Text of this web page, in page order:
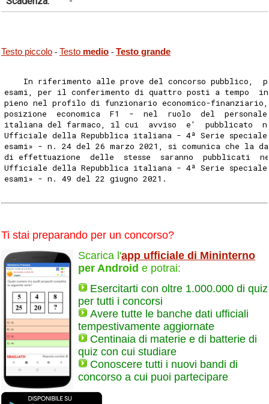
Testo piccolo - Testo medio - Testo grande
In riferimento alle prove del concorso pubblico,
esami, per il conferimento di quattro posti a tempo
pieno nel profilo di funzionario economico-
posizione  economica  F1  -  nel  ruolo  del
italiana del farmaco, il cui  avviso  e'  pubblicato
Ufficiale della Repubblica italiana - 4ª Serie speciale
esami» - n. 24 del 26 marzo 2021, si comunica che la
di effettuazione  delle  stesse  saranno  pubblicati
Ufficiale della Repubblica italiana - 4ª Serie speciale
esami» - n. 49 del 22 giugno 2021.
Ti stai preparando per un concorso?
Scarica l'app ufficiale di Mininterno
per Android e potrai:
Esercitarti con oltre 1.000.000 di quiz
per tutti i concorsi
Avere tutte le banche dati ufficiali
tempestivamente aggiornate
Centinaia di materie e di batterie di
quiz con cui studiare
Conoscere tutti i nuovi bandi di
concorso a cui puoi partecipare